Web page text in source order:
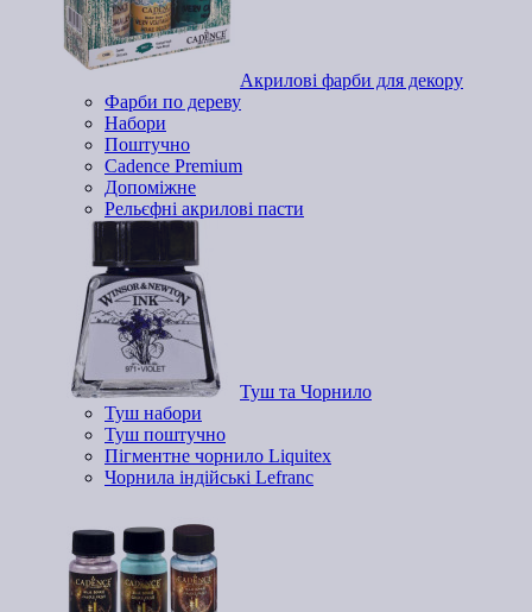
Акрилові фарби для декору
Фарби по дереву
Набори
Поштучно
Cadence Premium
Допоміжне
Рельєфні акрилові пасти
Туш та Чорнило
Туш набори
Туш поштучно
Пігментне чорнило Liquitex
Чорнила індійські Lefranc